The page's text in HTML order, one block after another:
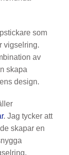
som
vigselring.
av
skapa
design.
. Jag tycker att
skapar en